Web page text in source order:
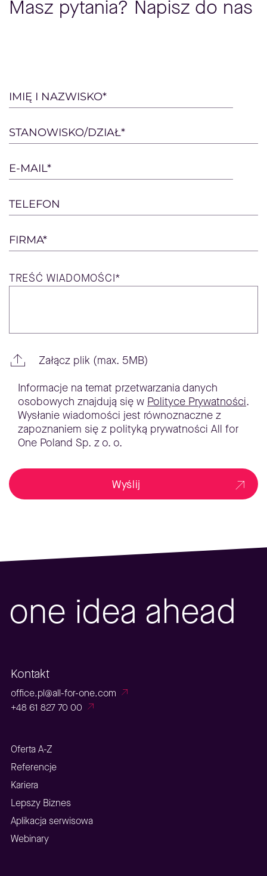
Masz pytania? Napisz do nas
Please
this
field
empty.
IMIĘ I NAZWISKO*
STANOWISKO/DZIAŁ*
E-MAIL*
TELEFON
FIRMA*
TREŚĆ WIADOMOŚCI*
Załącz plik (max. 5MB)
Informacje na temat przetwarzania danych
osobowych znajdują się w Polityce Prywatności.
Wysłanie wiadomości jest równoznaczne z
zapoznaniem się z polityką prywatności All for
One Poland Sp. z o. o.
Wyślij
one idea ahead
Kontakt
office.pl@all-for-one.com
+48 61 827 70 00
Oferta A-Z
Referencje
Kariera
Lepszy Biznes
Aplikacja serwisowa
Webinary